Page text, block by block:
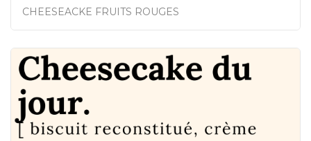
CHEESEACKE FRUITS ROUGES